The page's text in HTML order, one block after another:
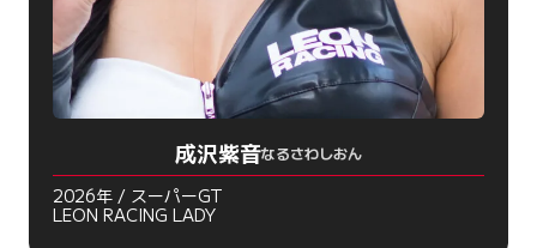
成沢紫音なるさわしおん
2026年 / スーパーGT
LEON RACING LADY